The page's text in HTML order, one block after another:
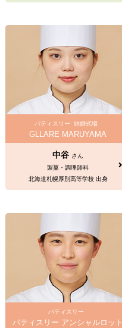
パティスリー 結婚式場
GLLARE MARUYAMA
中谷 さん
製菓・調理師科
北海道札幌厚別高等学校 出身
パティスリー
パティスリー アンシャルロット